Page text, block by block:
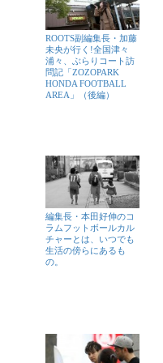
ROOTS副編集長・加藤
未央が行く!全国津々
浦々、ぶらりコート訪
問記「ZOZOPARK
HONDA FOOTBALL
AREA」（後編）
編集長・本田好伸のコ
ラムフットボールカル
チャーとは、いつでも
生活の傍らにあるも
の。